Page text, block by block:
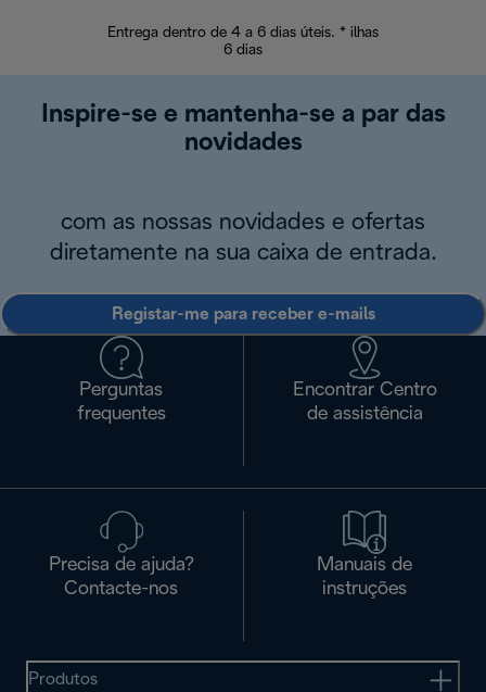
Entrega dentro de 4 a 6 dias úteis. * ilhas
6 dias
Inspire-se e mantenha-se a par das
novidades
com as nossas novidades e ofertas
diretamente na sua caixa de entrada.
Registar-me para receber e-mails
Perguntas
frequentes
Encontrar Centro
de assistência
Precisa de ajuda?
Contacte-nos
Manuais de
instruções
Produtos